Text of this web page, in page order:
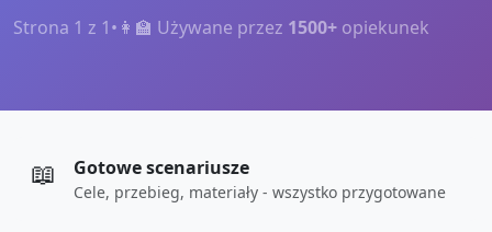
Strona 1 z 1• 👩‍🏫 Używane przez 1500+ opiekunek
📖 Gotowe scenariusze
Cele, przebieg, materiały - wszystko przygotowane